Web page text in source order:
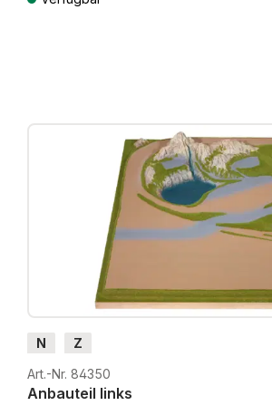
N
Z
Art.-Nr. 84350
Anbauteil links